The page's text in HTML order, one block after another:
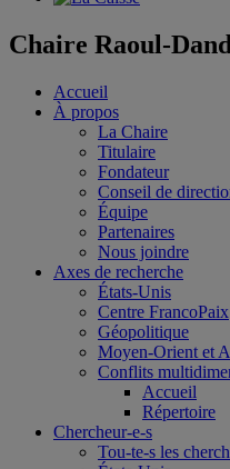
Chaire Raoul-
Accueil
À propos
La Chaire
Titulaire
Fondateur
Conseil de
Équipe
Partenaires
Nous joindre
Axes de recherche
États-Unis
Centre FrancoPaix
Géopolitique
Moyen-Orient et
Conflits
Accueil
Répertoire
Chercheur-e-s
Tou-te-s les